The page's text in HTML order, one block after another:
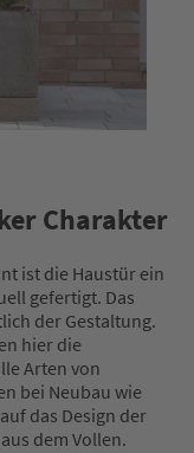
Charakter
ist die Haustür ein
gefertigt. Das
der Gestaltung.
hier die
Arten von
bei Neubau wie
das Design der
dem Vollen.